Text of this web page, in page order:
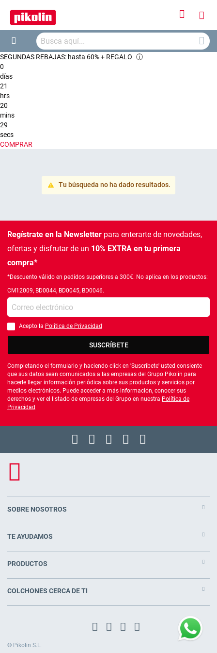
Iniciar
Buscar
SEGUNDAS REBAJAS: hasta 60% + REGALO ⓘ
0
días
21
hrs
20
mins
29
secs
COMPRAR
Tu búsqueda no ha dado resultados.
Regístrate en la Newsletter para enterarte de novedades,
ofertas y disfrutar de un 10% EXTRA en tu primera
compra*
*Descuento válido en pedidos superiores a 300€. No aplica en los productos:
CM12009, BD0044, BD0045, BD0046.
Introduce tu e-mail
Debes aceptar la política de privacidad
Acepto la Política de Privacidad
SUSCRÍBETE
Completando el formulario y haciendo click en 'Suscríbete' usted consiente
que sus datos sean comunicados a las empresas del Grupo Pikolin para
hacerle llegar información periódica sobre sus productos y servicios por
medios electrónicos. Puede acceder a más información, conocer sus
derechos y ver el listado de empresas del Grupo en nuestra Política de
Privacidad
SOBRE NOSOTROS
TE AYUDAMOS
PRODUCTOS
COLCHONES CERCA DE TI
© Pikolin S.L.